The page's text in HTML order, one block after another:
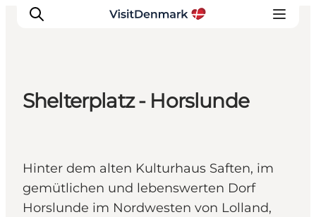
Erlebnisse
Unterkünfte
Reiseplanung
Shelterplatz - Horslunde
Hinter dem alten Kulturhaus Saften, im
gemütlichen und lebenswerten Dorf
Horslunde im Nordwesten von Lolland,